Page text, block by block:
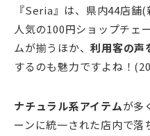
『Seria』は、県内44店舗
人気の100円ショップチェ
ムが揃うほか、利用客の声
するのも魅力ですよね！
ナチュラル系アイテムが多
ーンに統一された店内で